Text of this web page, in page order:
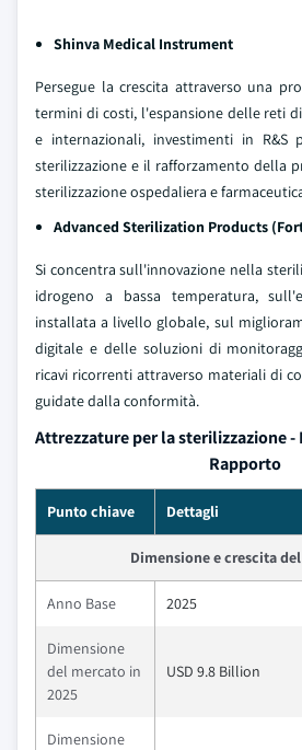
Shinva Medical Instrument
Persegue la crescita attraverso una
termini di costi, l'espansione delle reti
e internazionali, investimenti in R&S
sterilizzazione e il rafforzamento della
sterilizzazione ospedaliera e
Advanced Sterilization Products
Si concentra sull'innovazione nella
idrogeno a bassa temperatura,
installata a livello globale, sul
digitale e delle soluzioni di
ricavi ricorrenti attraverso materiali di
guidate dalla conformità.
Attrezzature per la sterilizzazione
Rapporto
Punto chiave Dettagli
Dimensione e crescita
Anno Base 2025
Dimensione
del mercato in
2025
USD 9.8 Billion
Dimensione